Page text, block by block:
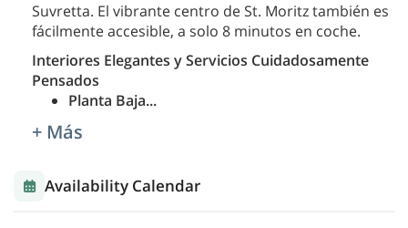
Suvretta. El vibrante centro de St. Moritz también es
fácilmente accesible, a solo 8 minutos en coche.
Interiores Elegantes y Servicios Cuidadosamente
Pensados
Planta Baja...
+ Más
Availability Calendar